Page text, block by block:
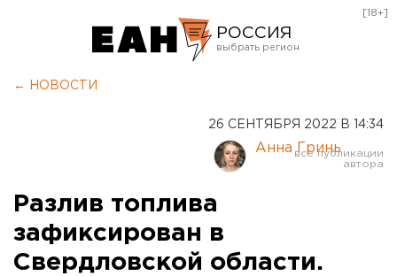
РОССИЯ
Курган
Оренбург
[18+]
← НОВОСТИ
26 СЕНТЯБРЯ 2022 В 14:34
Анна Гринь
Разлив топлива
зафиксирован в
Свердловской области.